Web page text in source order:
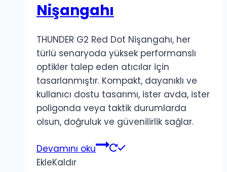
Nişangahı
THUNDER G2 Red Dot Nişangahı, her
türlü senaryoda yüksek performanslı
optikler talep eden atıcılar için
tasarlanmıştır. Kompakt, dayanıklı ve
kullanıcı dostu tasarımı, ister avda, ister
poligonda veya taktik durumlarda
olsun, doğruluk ve güvenilirlik sağlar.
Devamını oku
EkleKaldır